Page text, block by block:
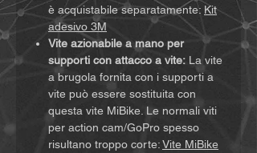
è acquistabile separatamente: Kit
adesivo 3M
Vite azionabile a mano per
supporti con attacco a vite: La vite
a brugola fornita con i supporti a
vite può essere sostituita con
questa vite MiBike. Le normali viti
per action cam/GoPro spesso
risultano troppo corte:Vite MiBike